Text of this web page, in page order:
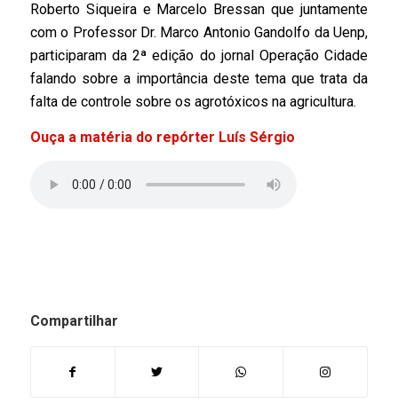
Roberto Siqueira e Marcelo Bressan que juntamente
com o Professor Dr. Marco Antonio Gandolfo da Uenp,
participaram da 2ª edição do jornal Operação Cidade
falando sobre a importância deste tema que trata da
falta de controle sobre os agrotóxicos na agricultura.
Ouça a matéria do repórter Luís Sérgio
Compartilhar